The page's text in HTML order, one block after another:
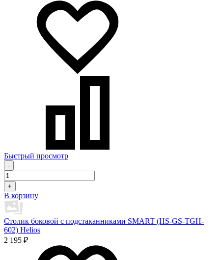
Быстрый просмотр
-
+
В корзину
Столик боковой c подстаканниками SMART (HS-GS-ТGH-
602) Helios
2 195 ₽